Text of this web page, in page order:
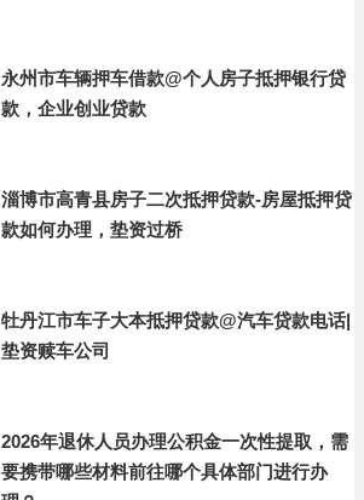
永州市车辆押车借款@个人房子抵押银行贷
款，企业创业贷款
淄博市高青县房子二次抵押贷款-房屋抵押贷
款如何办理，垫资过桥
牡丹江市车子大本抵押贷款@汽车贷款电话|
垫资赎车公司
2026年退休人员办理公积金一次性提取，需
要携带哪些材料前往哪个具体部门进行办